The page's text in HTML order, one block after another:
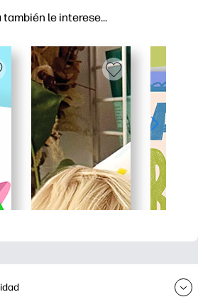
también le interese…